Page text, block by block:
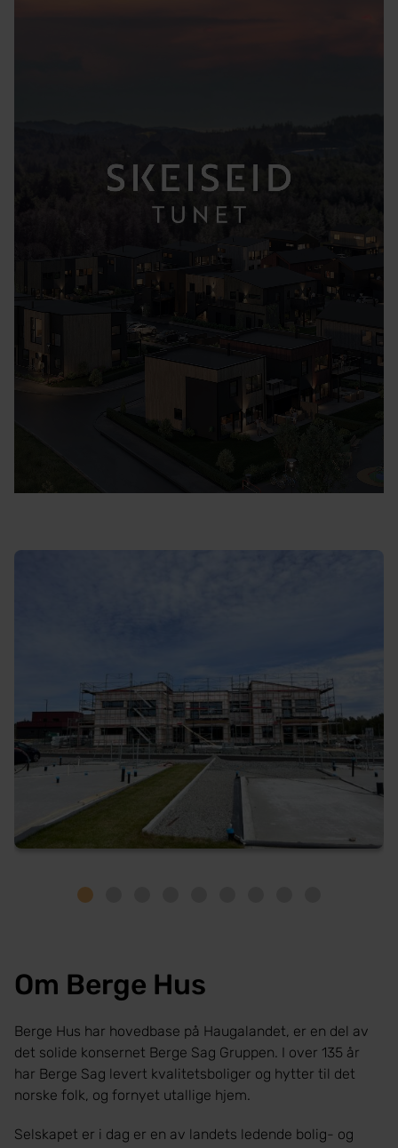
Slide # 1
Om Berge Hus
Berge Hus har hovedbase på Haugalandet, er en del av
det solide konsernet Berge Sag Gruppen. I over 135 år
har Berge Sag levert kvalitetsboliger og hytter til det
norske folk, og fornyet utallige hjem.
Selskapet er i dag er en av landets ledende bolig- og